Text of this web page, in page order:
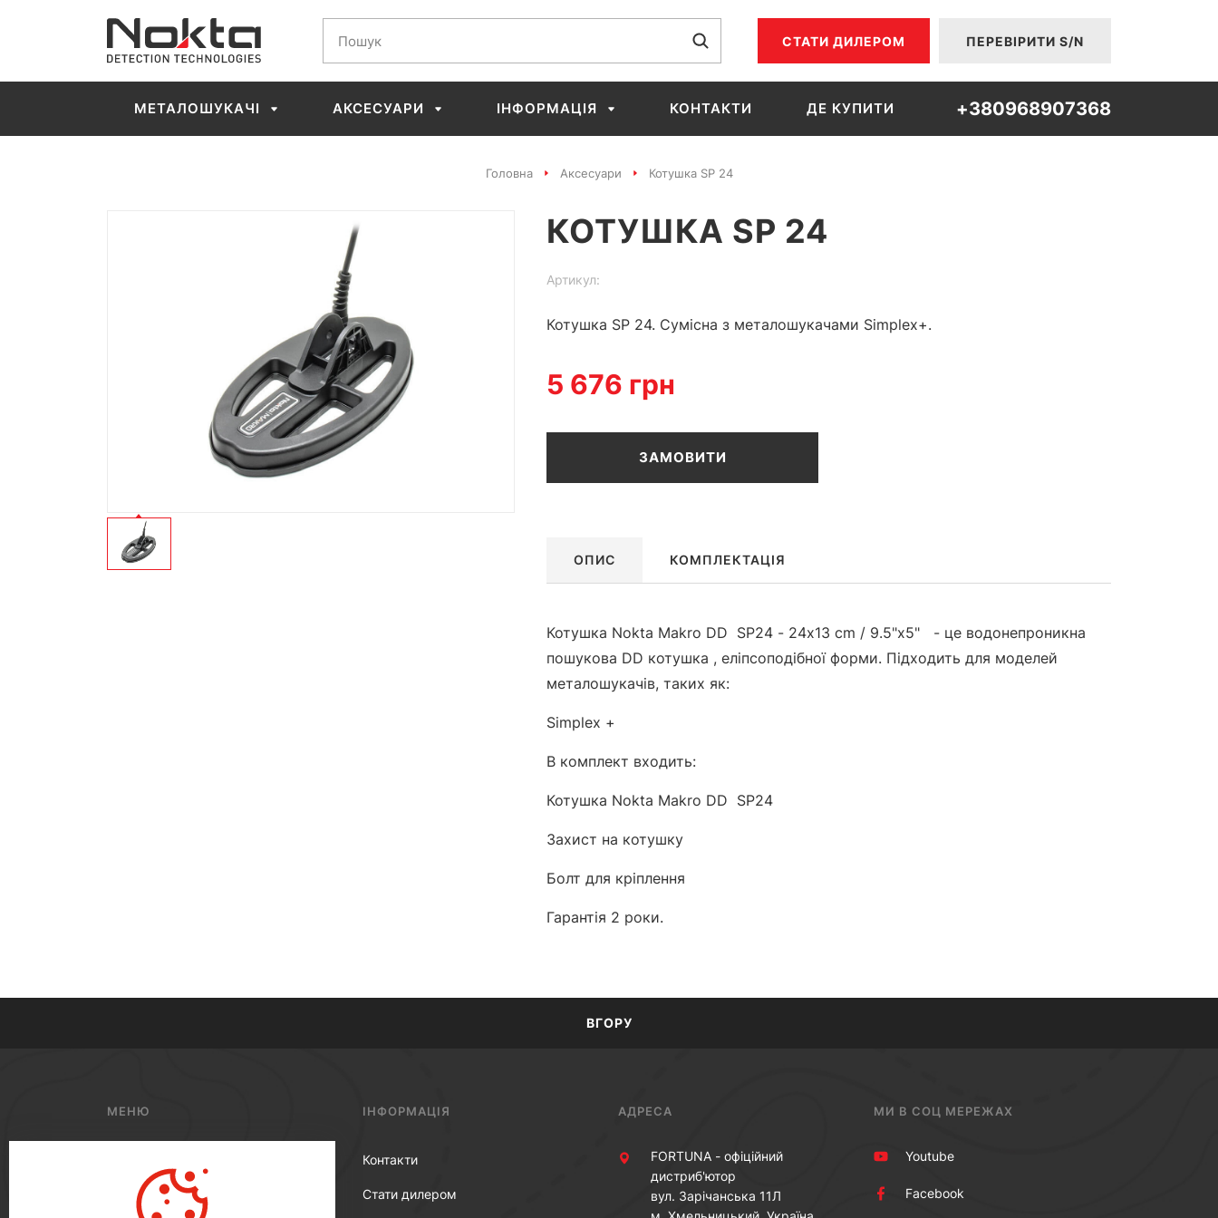
СТАТИ ДИЛЕРОМ ПЕРЕВІРИТИ S/N
МЕТАЛОШУКАЧІ АКСЕСУАРИ ІНФОРМАЦІЯ КОНТАКТИ ДЕ КУПИТИ +380968907368
Головна Аксесуари Котушка SP 24
КОТУШКА SP 24
Артикул:
Котушка SP 24. Сумісна з металошукачами Simplex+.
5 676 грн
ЗАМОВИТИ
ОПИС КОМПЛЕКТАЦІЯ
Котушка Nokta Makro DD SP24 - 24x13 cm / 9.5"x5" - це водонепроникна
пошукова DD котушка , еліпсоподібної форми. Підходить для моделей
металошукачів, таких як:
Simplex +
В комплект входить:
Котушка Nokta Makro DD SP24
Захист на котушку
Болт для кріплення
Гарантія 2 роки.
ВГОРУ
МЕНЮ
Аксесуари
ІНФОРМАЦІЯ
Контакти
Стати дилером
АДРЕСА
FORTUNA - офіційний
дистриб'ютор
вул. Зарічанська 11Л
МИ В СОЦ МЕРЕЖАХ
Youtube
Facebook